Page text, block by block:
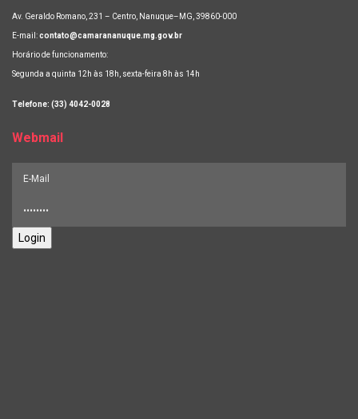
Av. Geraldo Romano, 231 – Centro, Nanuque–MG, 39860-000
E-mail:contato@camarananuque.mg.gov.br
Horário de funcionamento:
Segunda a quinta 12h às 18h, sexta-feira 8h às 14h
Telefone: (33) 4042-0028
Webmail
Login